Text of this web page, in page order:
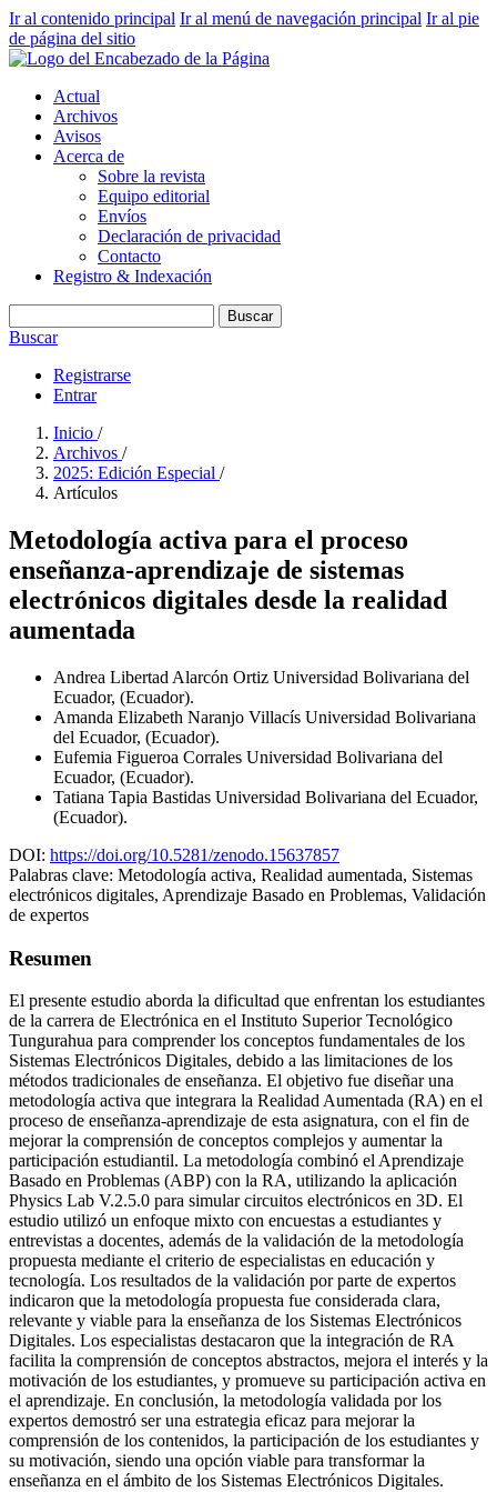
Ir al contenido principal Ir al menú de navegación principal Ir al pie
de página del sitio
Actual
Archivos
Avisos
Acerca de
Sobre la revista
Equipo editorial
Envíos
Declaración de privacidad
Contacto
Registro & Indexación
Buscar
Buscar
Registrarse
Entrar
Inicio /
Archivos /
2025: Edición Especial /
Artículos
Metodología activa para el proceso
enseñanza-aprendizaje de sistemas
electrónicos digitales desde la realidad
aumentada
Andrea Libertad Alarcón Ortiz Universidad Bolivariana del
Ecuador, (Ecuador).
Amanda Elizabeth Naranjo Villacís Universidad Bolivariana
del Ecuador, (Ecuador).
Eufemia Figueroa Corrales Universidad Bolivariana del
Ecuador, (Ecuador).
Tatiana Tapia Bastidas Universidad Bolivariana del Ecuador,
(Ecuador).
DOI: https://doi.org/10.5281/zenodo.15637857
Palabras clave: Metodología activa, Realidad aumentada, Sistemas
electrónicos digitales, Aprendizaje Basado en Problemas, Validación
de expertos
Resumen
El presente estudio aborda la dificultad que enfrentan los estudiantes
de la carrera de Electrónica en el Instituto Superior Tecnológico
Tungurahua para comprender los conceptos fundamentales de los
Sistemas Electrónicos Digitales, debido a las limitaciones de los
métodos tradicionales de enseñanza. El objetivo fue diseñar una
metodología activa que integrara la Realidad Aumentada (RA) en el
proceso de enseñanza-aprendizaje de esta asignatura, con el fin de
mejorar la comprensión de conceptos complejos y aumentar la
participación estudiantil. La metodología combinó el Aprendizaje
Basado en Problemas (ABP) con la RA, utilizando la aplicación
Physics Lab V.2.5.0 para simular circuitos electrónicos en 3D. El
estudio utilizó un enfoque mixto con encuestas a estudiantes y
entrevistas a docentes, además de la validación de la metodología
propuesta mediante el criterio de especialistas en educación y
tecnología. Los resultados de la validación por parte de expertos
indicaron que la metodología propuesta fue considerada clara,
relevante y viable para la enseñanza de los Sistemas Electrónicos
Digitales. Los especialistas destacaron que la integración de RA
facilita la comprensión de conceptos abstractos, mejora el interés y la
motivación de los estudiantes, y promueve su participación activa en
el aprendizaje. En conclusión, la metodología validada por los
expertos demostró ser una estrategia eficaz para mejorar la
comprensión de los contenidos, la participación de los estudiantes y
su motivación, siendo una opción viable para transformar la
enseñanza en el ámbito de los Sistemas Electrónicos Digitales.